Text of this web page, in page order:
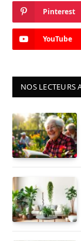
Pinterest
YouTube
NOS LECTEURS